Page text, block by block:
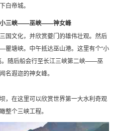
白帝城。
三峡——巫峡——神女峰
国文化，并欣赏夔门的雄伟壮观。然后
塘峡。中午抵达巫山港。这里有个“小
。随后船会行至长江三峡第二峡——巫
名遐迩的神女峰。
，在这里可以欣赏世界第一大水利奇观
个三峡工程。